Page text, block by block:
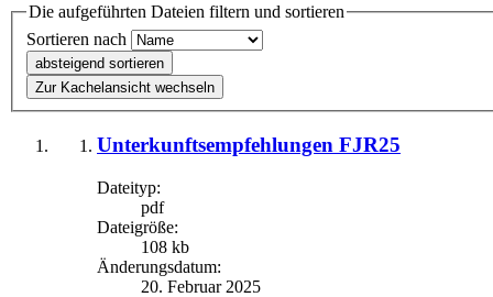
Die aufgeführten Dateien filtern und sortieren
Sortieren nach
absteigend sortieren
Zur Kachelansicht wechseln
Unterkunftsempfehlungen FJR25
Dateityp:
pdf
Dateigröße:
108 kb
Änderungsdatum:
20. Februar 2025